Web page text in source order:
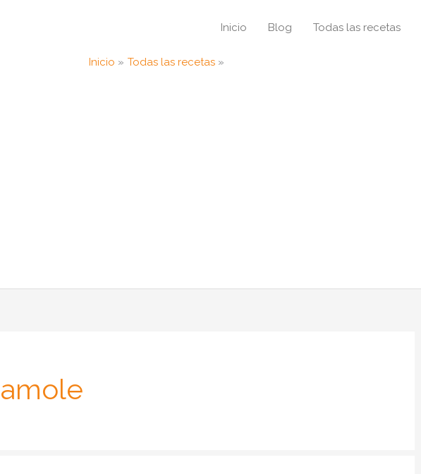
Inicio Blog Todas las recetas
Inicio Todas las recetas